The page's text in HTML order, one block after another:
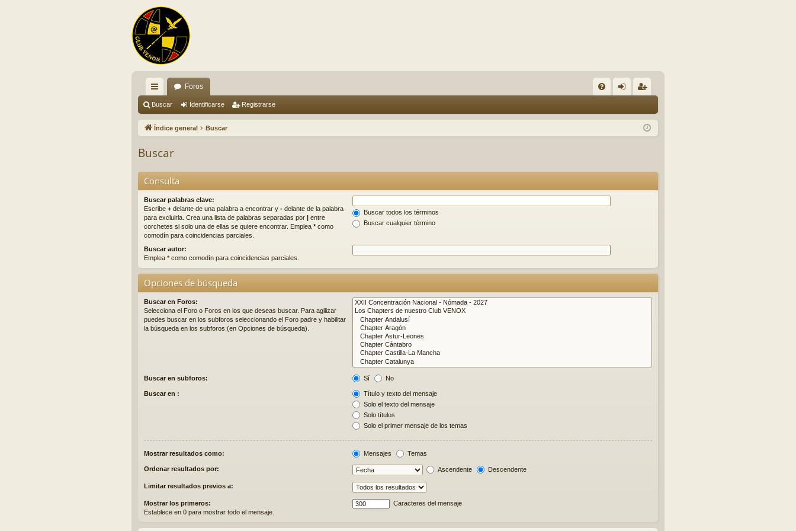
nl
ac
rá
s
Foros
Q nti ist
Buscar Identificarse Registrarse
Índice general Buscar
Buscar
Consulta
Buscar palabras clave:
Escribe + delante de una palabra a encontrar y - delante de la palabra
para excluirla. Crea una lista de palabras separadas por | entre
corchetes si solo una de ellas se quiere encontrar. Emplea *como
comodín para coincidencias parciales.
Buscar todos los términos
Buscar cualquier término
Buscar autor:
Emplea * como comodín para coincidencias parciales.
Opciones de búsqueda
Buscar en Foros:
Selecciona el Foro o Foros en los que deseas buscar. Para agilizar
puedes buscar en los subforos seleccionando el Foro padre y habilitar
la búsqueda en los subforos (en Opciones de búsqueda).
Buscar en subforos: Sí No
Buscar en :
Título y texto del mensaje
Solo el texto del mensaje
Solo títulos
Solo el primer mensaje de los temas
Mostrar resultados como: Mensajes Temas
Ordenar resultados por: Ascendente Descendente
Limitar resultados previos a:
Mostrar los primeros:
Establece en 0 para mostrar todo el mensaje.
Caracteres del mensaje